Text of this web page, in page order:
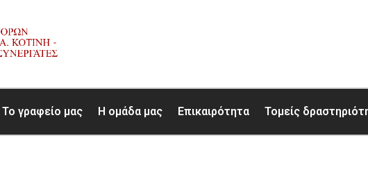
Το γραφείο μας Η ομάδα μας Επικαιρότητα Τομείς